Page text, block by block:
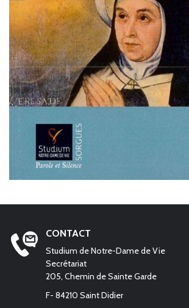
CONTACT
Studium de Notre-Dame de Vie
Secrétariat
205, Chemin de Sainte Garde
F- 84210 Saint Didier